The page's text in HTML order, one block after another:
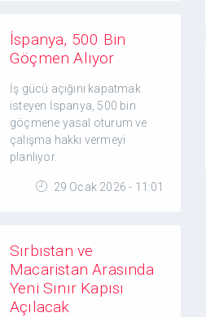
İspanya, 500 Bin
Göçmen Alıyor
İş gücü açığını kapatmak
isteyen İspanya, 500 bin
göçmene yasal oturum ve
çalışma hakkı vermeyi
planlıyor.
29 Ocak 2026 - 11:01
Sırbıstan ve
Macaristan Arasında
Yeni Sınır Kapısı
Açılacak